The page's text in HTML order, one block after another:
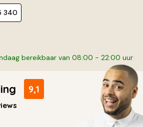
340
bereikbaar van 08:00 - 22:00 uur
9,1